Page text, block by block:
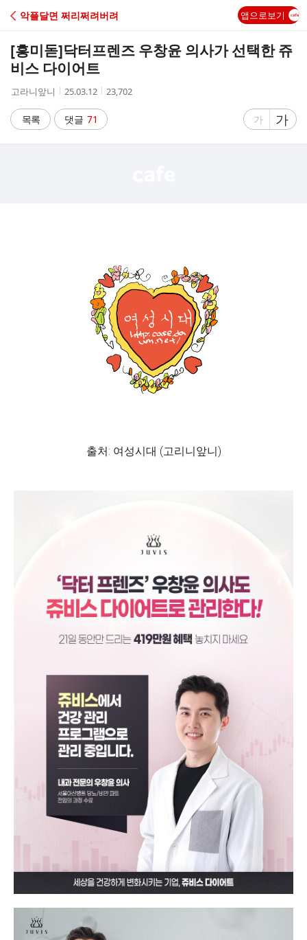
C
A
악플달면 쩌리쩌려버려 앱으로보기
[흥미돋]닥터프렌즈 우창윤 의사가 선택한 쥬
비스 다이어트
작
자
고라니앞니
작
시
간
25.03.12
조
수
23,702
목록 댓글 71
글
가
글
자
가
출처: 여성시대 (고리니앞니)